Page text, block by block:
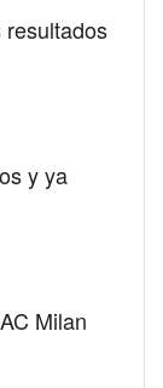
y ya
Milan